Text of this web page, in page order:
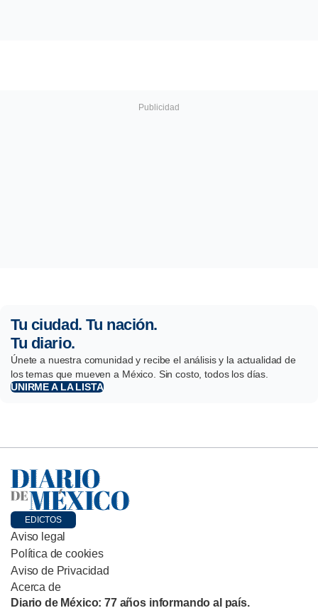
Tu ciudad. Tu nación.
Tu diario.
Únete a nuestra comunidad y recibe el análisis y la actualidad de
los temas que mueven a México. Sin costo, todos los días.
UNIRME A LA LISTA
EDICTOS
Aviso legal
Política de cookies
Aviso de Privacidad
Acerca de
Diario de México: 77 años informando al país.